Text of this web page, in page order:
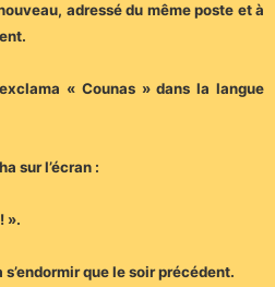
adressé du même poste et à
« Counas » dans la langue
sur l’écran :
».
que le soir précédent.